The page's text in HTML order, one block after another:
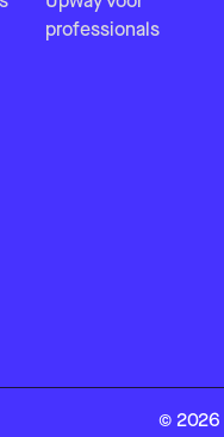
professionals
© 2026